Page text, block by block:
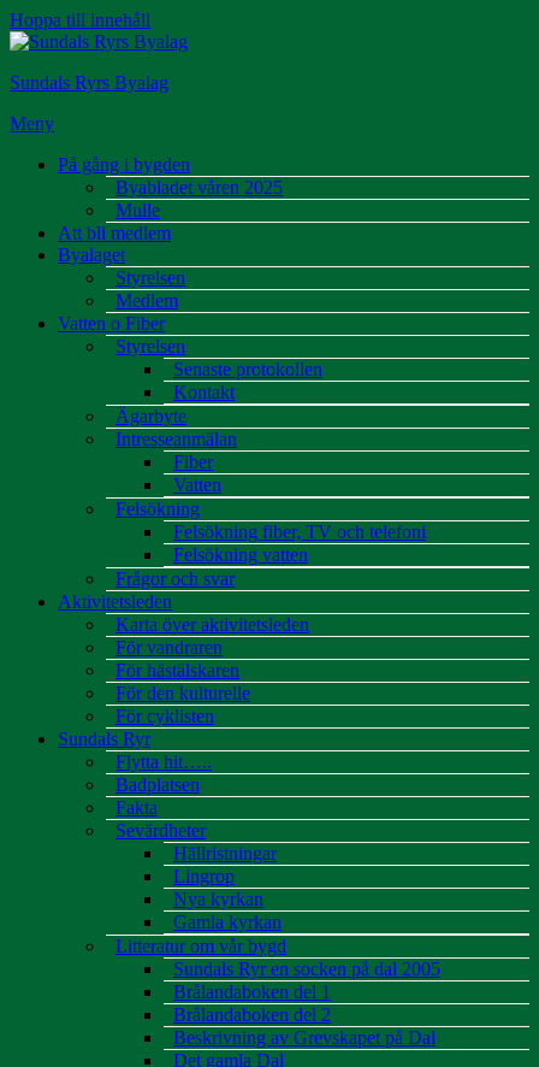
Hoppa till innehåll
Sundals Ryrs Byalag
Meny
På gång i bygden
Byabladet våren 2025
Mulle
Att bli medlem
Byalaget
Styrelsen
Medlem
Vatten o Fiber
Styrelsen
Senaste protokollen
Kontakt
Ägarbyte
Intresseanmälan
Fiber
Vatten
Felsökning
Felsökning fiber, TV och telefoni
Felsökning vatten
Frågor och svar
Aktivitetsleden
Karta över aktivitetsleden
För vandraren
För hästälskaren
För den kulturelle
För cyklisten
Sundals Ryr
Flytta hit…..
Badplatsen
Fakta
Sevärdheter
Hällristningar
Lingrop
Nya kyrkan
Gamla kyrkan
Litteratur om vår bygd
Sundals Ryr en socken på dal 2005
Brålandaboken del 1
Brålandaboken del 2
Beskrivning av Grevskapet på Dal
Det gamla Dal